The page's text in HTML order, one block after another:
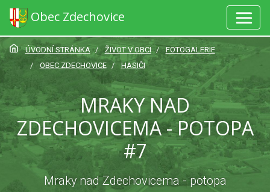
Obec Zdechovice
ÚVODNÍ STRÁNKA ŽIVOT V OBCI
FOTOGALERIE
OBEC ZDECHOVICE
HASIČI
MRAKY NAD
ZDECHOVICEMA - POTOPA
#7
Mraky nad Zdechovicema - potopa